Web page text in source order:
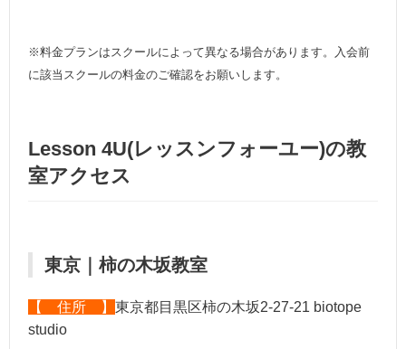
Teens 4U マンツーマン 23,760円
※料金プランはスクールによって異なる場合があります。入会前
に該当スクールの料金のご確認をお願いします。
Lesson 4U(レッスンフォーユー)の教
室アクセス
東京｜柿の木坂教室
【 住所 】 東京都目黒区柿の木坂2-27-21 biotope
studio